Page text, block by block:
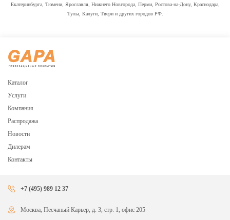
Екатеринбурга, Тюмени, Ярославля, Нижнего Новгорода, Перми, Ростова-на-Дону, Краснодара,
Тулы, Калуги, Твери и других городов РФ.
Каталог
Услуги
Компания
Распродажа
Новости
Дилерам
Контакты
+7 (495) 989 12 37
Москва, Песчаный Карьер, д. 3, стр. 1, офис 205